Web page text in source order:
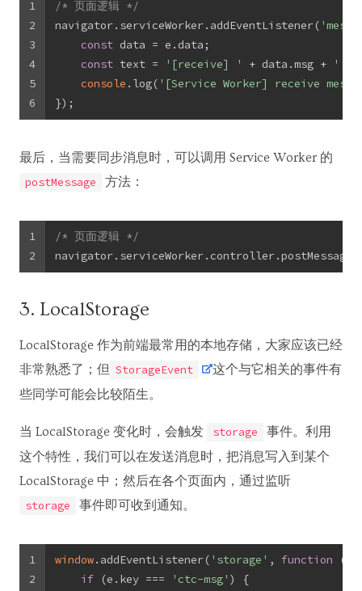
1
2
3
4
5
6
/* 页面逻辑 */
navigator.serviceWorker.addEventListener(
const data = e.data;
const text = '[receive] ' + data.msg +
'
console .log( '[Service Worker] receive
});
最后，当需要同步消息时，可以调用 Service Worker 的
postMessage 方法：
1
2
/* 页面逻辑 */
3. LocalStorage
LocalStorage 作为前端最常用的本地存储，大家应该已经
非常熟悉了；但 StorageEvent
这个与它相关的事件有
些同学可能会比较陌生。
当 LocalStorage 变化时，会触发 storage
事件。利用
这个特性，我们可以在发送消息时，把消息写入到某个
LocalStorage 中；然后在各个页面内，通过监听
storage 事件即可收到通知。
1
2
window.addEventListener( 'storage' , function (
if (e.key === 'ctc-msg' ) {